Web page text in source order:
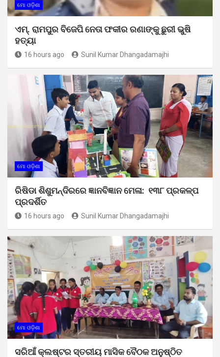
ମୋ ଓଡ଼ିଶା
ଏମ୍. ରାମପୁର ବିଜେପି ନେତା ଫକୀର ରଣାଙ୍କୁ ଛୁରୀ ଭୁଷି
ହତ୍ୟା
16 hours ago Sunil Kumar Dhangadamajhi
ମୋ ଓଡ଼ିଶା
ରିଷିଡା ଶିଶୁମନ୍ଦିରରେ ଜ୍ଞାନବିଜ୍ଞାନ ମେଳା: ୧୩୮ ପ୍ରକଳ୍ପ
ପ୍ରଦର୍ଶିତ
16 hours ago Sunil Kumar Dhangadamajhi
ମୋ ଓଡ଼ିଶା
ସରିଆଁ କ୍ଲଷ୍ଟର ସ୍ତରୀୟ ମାସିକ ବୈଠକ ଅନୁଷ୍ଠିତ